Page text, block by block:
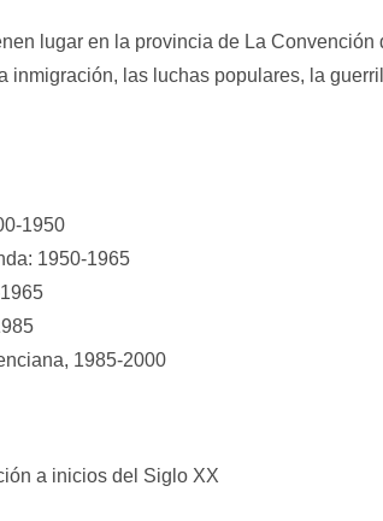
lugar en la provincia de La
inmigración, las luchas populares, la
1950
1950-1965
1985-2000
a inicios del Siglo XX